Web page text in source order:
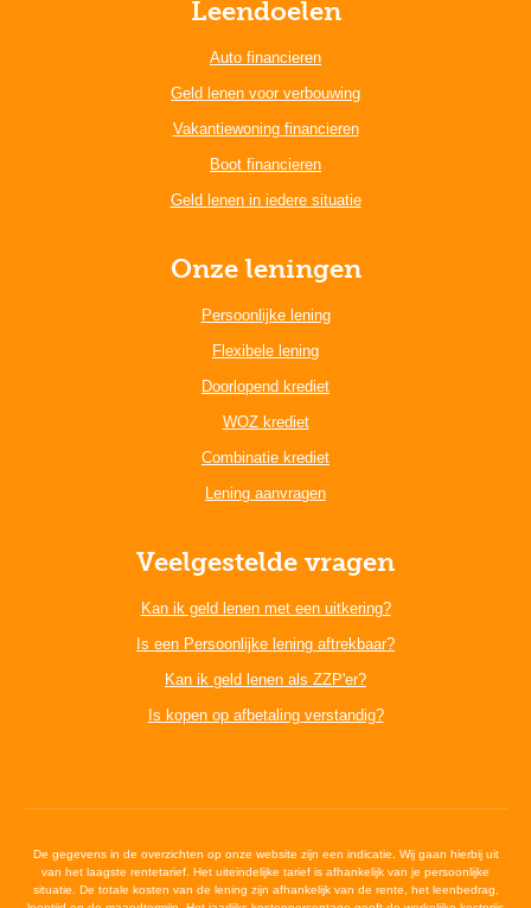
Leendoelen
Auto financieren
Geld lenen voor verbouwing
Vakantiewoning financieren
Boot financieren
Geld lenen in iedere situatie
Onze leningen
Persoonlijke lening
Flexibele lening
Doorlopend krediet
WOZ krediet
Combinatie krediet
Lening aanvragen
Veelgestelde vragen
Kan ik geld lenen met een uitkering?
Is een Persoonlijke lening aftrekbaar?
Kan ik geld lenen als ZZP'er?
Is kopen op afbetaling verstandig?
De gegevens in de overzichten op onze website zijn een indicatie. Wij gaan hierbij uit
van het laagste rentetarief. Het uiteindelijke tarief is afhankelijk van je persoonlijke
situatie. De totale kosten van de lening zijn afhankelijk van de rente, het leenbedrag,